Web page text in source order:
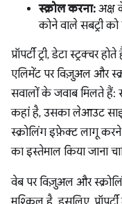
स्क्रोल करना: अक्ष
कोने वाले सबट्री
प्रॉपर्टी ट्री, डेटा
एलिमेंट पर विज़ुअल और
सवालों के जवाब मिलते हैं:
कहां है, उसका लेआउट
स्क्रोलिंग इफ़ेक्ट लागू
का इस्तेमाल किया जाना
वेब पर विज़ुअल और